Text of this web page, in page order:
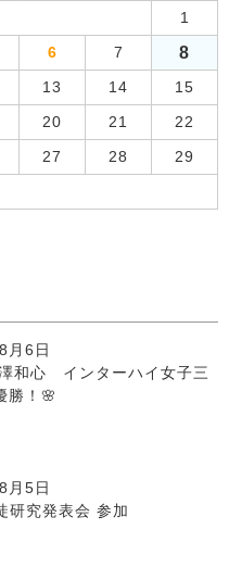
1
6 7 8
13 14 15
20 21 22
27 28 29
月6日
心 インターハイ女子三
！🌸
月5日
研究発表会 参加